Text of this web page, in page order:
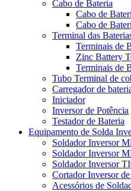
Cabo de Bateria
Cabo de
Cabo de
Terminal das
Terminais de
Zinc Battery
Terminais de
Tubo Terminal de
Carregador de
Iniciador
Inversor de Potência
Testador de Bateria
Equipamento de Solda
Soldador Inversor
Soldador Inversor
Soldador Inversor
Cortador Inversor de
Acessórios de